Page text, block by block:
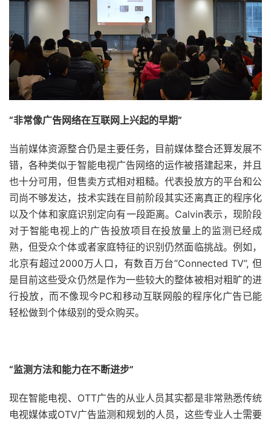
“非常像广告网络在互联网上兴起的早期”
当前媒体资源整合仍是主要任务，目前媒体整合还算发展不
错，各种类似于智能电视广告网络的运作被搭建起来，并且
也十分可用，但售卖方式相对粗糙。代表投放方的平台和公
司尚不够发达，技术实践在目前阶段其实还离真正的程序化
以及个体和家庭识别定向有一段距离。Calvin表示，现阶段
对于智能电视上的广告投放项目在投放量上的监测已经成
熟，但受众个体或者家庭特征的识别仍然面临挑战。例如，
北京有超过2000万人口，有数百万台”Connected TV”, 但
是目前这些受众仍然是作为一些较大的整体被相对粗旷的进
行投放，而不像现今PC和移动互联网般的程序化广告已能
轻松做到个体级别的受众购买。
“监测方法和能力在不断进步”
现在智能电视、OTT广告的从业人员其实都是非常熟悉传统
电视媒体或OTV广告监测和规划的人员，这些专业人士需要